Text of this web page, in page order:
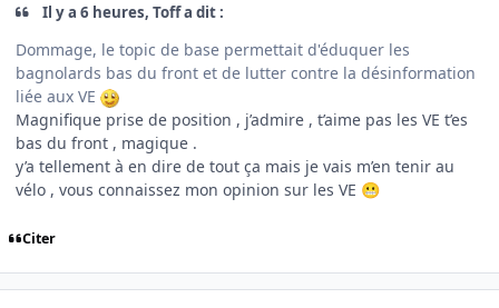
Il y a 6 heures, Toff a dit :
Dommage, le topic de base permettait d'éduquer les
bagnolards bas du front et de lutter contre la désinformation
liée aux VE
Magnifique prise de position , j’admire , t’aime pas les VE t’es
bas du front , magique .
y’a tellement à en dire de tout ça mais je vais m’en tenir au
vélo , vous connaissez mon opinion sur les VE 😬
Citer